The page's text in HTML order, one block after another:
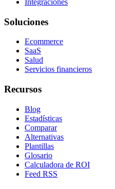
Soluciones
Ecommerce
SaaS
Salud
Servicios financieros
Recursos
Blog
Estadísticas
Comparar
Alternativas
Plantillas
Glosario
Calculadora de ROI
Feed RSS